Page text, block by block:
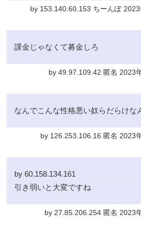
by 153.140.60.153 ちーんぽ
課金じゃなくて募金しろ
by 49.97.109.42 匿名 2023
なんでこんな性格悪い奴らだらけ
by 126.253.106.16 匿名 2023
by 60.158.134.161
引き弱いと大変ですね
by 27.85.206.254 匿名 2023